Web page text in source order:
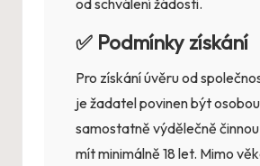
od schválení žádosti.
✅ Podmínky získání
Pro získání úvěru od
je žadatel povinen být osobou
samostatně výdělečně
mít minimálně 18 let. Mimo